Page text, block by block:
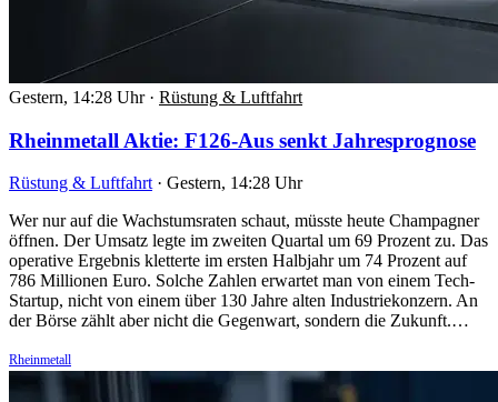
Gestern, 14:28 Uhr · Rüstung & Luftfahrt
Rheinmetall Aktie: F126-Aus senkt Jahresprognose
Rüstung & Luftfahrt · Gestern, 14:28 Uhr
Wer nur auf die Wachstumsraten schaut, müsste heute Champagner
öffnen. Der Umsatz legte im zweiten Quartal um 69 Prozent zu. Das
operative Ergebnis kletterte im ersten Halbjahr um 74 Prozent auf
786 Millionen Euro. Solche Zahlen erwartet man von einem Tech-
Startup, nicht von einem über 130 Jahre alten Industriekonzern. An
der Börse zählt aber nicht die Gegenwart, sondern die Zukunft.…
Rheinmetall